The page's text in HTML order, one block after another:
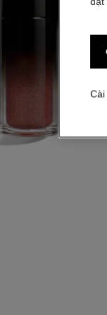
xem mặc định
khác - 1
cấu cơ bản